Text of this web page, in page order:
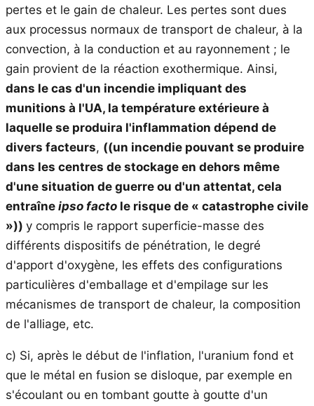
pertes et le gain de chaleur. Les pertes sont dues
aux processus normaux de transport de chaleur, à la
convection, à la conduction et au rayonnement ; le
gain provient de la réaction exothermique. Ainsi,
dans le cas d'un incendie impliquant des
munitions à l'UA, la température extérieure à
laquelle se produira l'inflammation dépend de
divers facteurs, ((un incendie pouvant se produire
dans les centres de stockage en dehors même
d'une situation de guerre ou d'un attentat, cela
entraîne ipso facto le risque de « catastrophe civile
»)) y compris le rapport superficie-masse des
différents dispositifs de pénétration, le degré
d'apport d'oxygène, les effets des configurations
particulières d'emballage et d'empilage sur les
mécanismes de transport de chaleur, la composition
de l'alliage, etc.
c) Si, après le début de l'inflation, l'uranium fond et
que le métal en fusion se disloque, par exemple en
s'écoulant ou en tombant goutte à goutte d'un